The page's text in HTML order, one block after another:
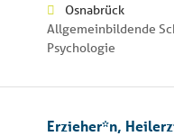
Osnabrück
Allgemeinbildende
Psychologie
Erzieher*n,